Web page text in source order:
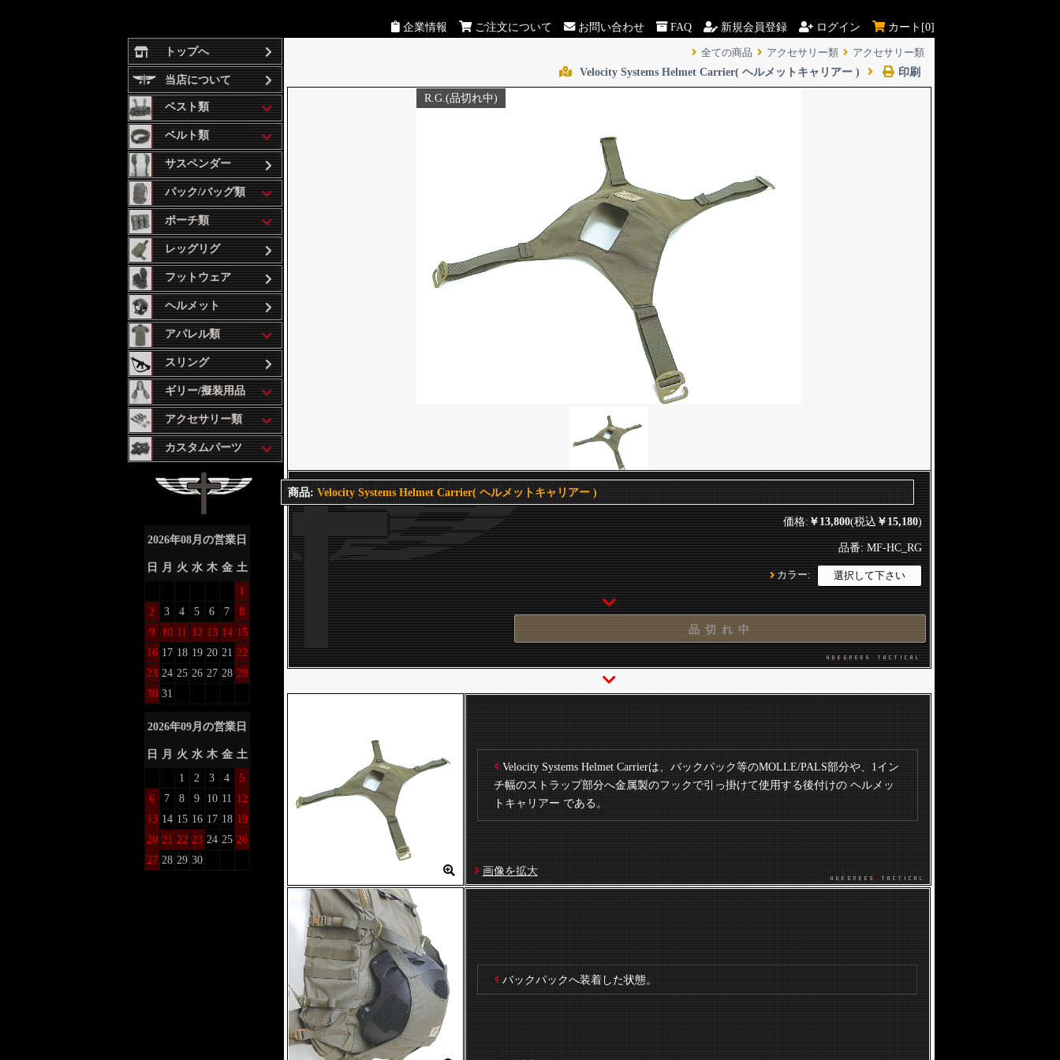
企業情報 ご注文について お問い合わせ FAQ 新規会員登録 ログイン カート[0]
全ての商品 アクセサリー類 アクセサリー類
Velocity Systems Helmet Carrier( ヘルメットキャリアー ) 印刷
R.G.(品切れ中)
商品:Velocity Systems Helmet Carrier( ヘルメットキャリアー )
価格:￥13,800(税込￥15,180)
品番: MF-HC_RG
カラー:
品 切 れ 中
Velocity Systems Helmet Carrierは、バックパック等のMOLLE/PALS部分や、1イン
チ幅のストラップ部分へ金属製のフックで引っ掛けて使用する後付けの ヘルメッ
トキャリアー である。
画像を拡大
バックパックへ装着した状態。
トップへ
当店について
ベスト類
ベルト類
サスペンダー
パック/バッグ類
ポーチ類
レッグリグ
フットウェア
ヘルメット
アパレル類
スリング
ギリー/擬装用品
アクセサリー類
カスタムパーツ
2026年08月の営業日
日 月 火 水 木 金 土
1
2
3 4 5 6 7
8
9
10 11 12 13 14 15
16 17 18 19 20 21 22
23 24 25 26 27 28 29
30 31
2026年09月の営業日
日 月 火 水 木 金 土
1
2 3 4
5
6
7 8 9 10 11 12
13 14 15 16 17 18 19
20 21 22 23 24 25 26
27 28 29 30